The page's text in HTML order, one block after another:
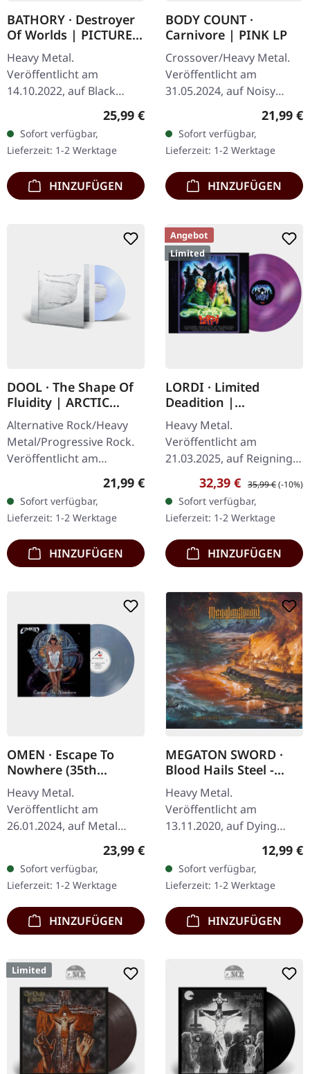
BATHORY · Destroyer
Of Worlds | PICTURE
LP
Heavy Metal.
Veröffentlicht am
14.10.2022, auf Black
Limitierte Auflage als
Picture Disc. Bathorys
"Destroyer Of Worlds"
steht als…
Regulärer Preis:
25,99 €
Sofort verfügbar,
Lieferzeit: 1-2 Werktage
HINZUFÜGEN
BODY COUNT ·
Carnivore | PINK LP
Crossover/Heavy Metal.
Veröffentlicht am
31.05.2024, auf Noisy
Pinkfarbenes Vinyl,
limitiert auf 200 Stück.
"Carnivore" ist das…
21,99 €
Sofort verfügbar,
Lieferzeit: 1-2 Werktage
HINZUFÜGEN
DOOL · The Shape Of
Fluidity | ARCTIC
PEARL LP
Alternative Rock/Heavy
Metal/Progressive Rock.
Veröffentlicht am
28.03.2025, auf Prophecy
Productions. Arktic Pearl
Vinyl im Gatefold-Cover
in…
Regulärer Preis:
21,99 €
Sofort verfügbar,
Lieferzeit: 1-2 Werktage
HINZUFÜGEN
Angebot
Limited
LORDI · Limited
Deadition |
PINK/BLUE MARBLED
LP
Heavy Metal.
Veröffentlicht am
21.03.2025, auf Reigning
Phoenix Music. Limitiertes
pink-blau marmoriertes
Vinyl im Gatefold-Cover
mit 4-seitigem…
Verkaufspreis:
32,39 € Regulärer Preis:
35,99 €(-10%)
Sofort verfügbar,
Lieferzeit: 1-2 Werktage
HINZUFÜGEN
OMEN · Escape To
Nowhere (35th
Anniversary Re-Issue)
| LIGHT STEEL BLUE
MARBLED LP
Heavy Metal.
Veröffentlicht am
26.01.2024, auf Metal
Blade Records. Light Steel
Blue marmoriertes Vinyl
im Standard-Cover. 35.…
Regulärer Preis:
23,99 €
Sofort verfügbar,
Lieferzeit: 1-2 Werktage
HINZUFÜGEN
MEGATON SWORD ·
Blood Hails Steel -
Steel Hails Fire | CD
Heavy Metal.
Veröffentlicht am
13.11.2020, auf Dying
Victims Productions. CD
Aufkleber. Die
schweizerische Heavy
Metal-Macht Megaton…
12,99 €
Sofort verfügbar,
Lieferzeit: 1-2 Werktage
HINZUFÜGEN
Limited